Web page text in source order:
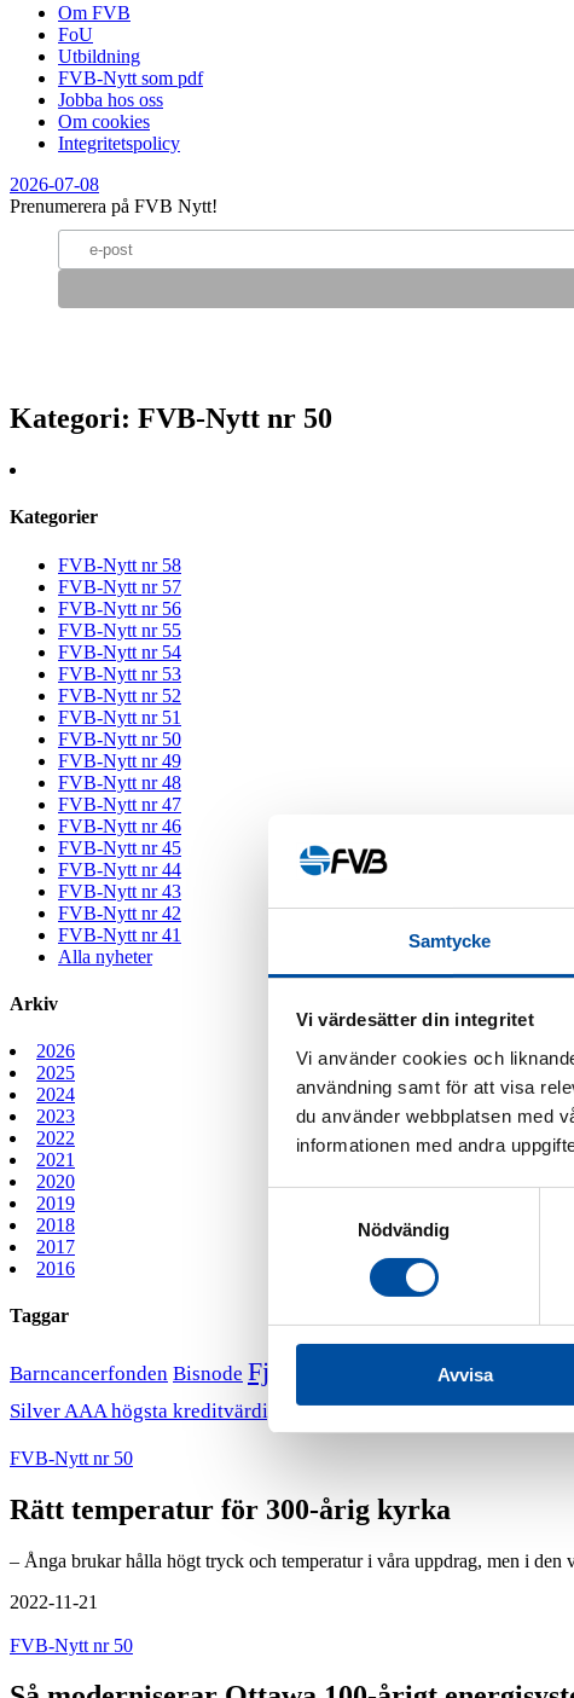
Samtycke
Vi värdesätter din integritet
Vi använder cookies och
användning samt för att visa
du använder webbplatsen med
informationen med andra
Nödvändig
Avvisa
Om FVB
FoU
Utbildning
FVB-Nytt som pdf
Jobba hos oss
Om cookies
Integritetspolicy
2026-07-08
Prenumerera på FVB Nytt!
Kategori: FVB-Nytt nr 50
Kategorier
FVB-Nytt nr 58
FVB-Nytt nr 57
FVB-Nytt nr 56
FVB-Nytt nr 55
FVB-Nytt nr 54
FVB-Nytt nr 53
FVB-Nytt nr 52
FVB-Nytt nr 51
FVB-Nytt nr 50
FVB-Nytt nr 49
FVB-Nytt nr 48
FVB-Nytt nr 47
FVB-Nytt nr 46
FVB-Nytt nr 45
FVB-Nytt nr 44
FVB-Nytt nr 43
FVB-Nytt nr 42
FVB-Nytt nr 41
Alla nyheter
Arkiv
2026
2025
2024
2023
2022
2021
2020
2019
2018
2017
2016
Taggar
Barncancerfonden Bisnode Fjärrvärmekurs FVB stödjer
Silver AAA högsta kreditvärdighet VD har ordet
FVB-Nytt nr 50
Rätt temperatur för 300-årig kyrka
– Ånga brukar hålla högt tryck och temperatur i våra uppdrag, men i
2022-11-21
FVB-Nytt nr 50